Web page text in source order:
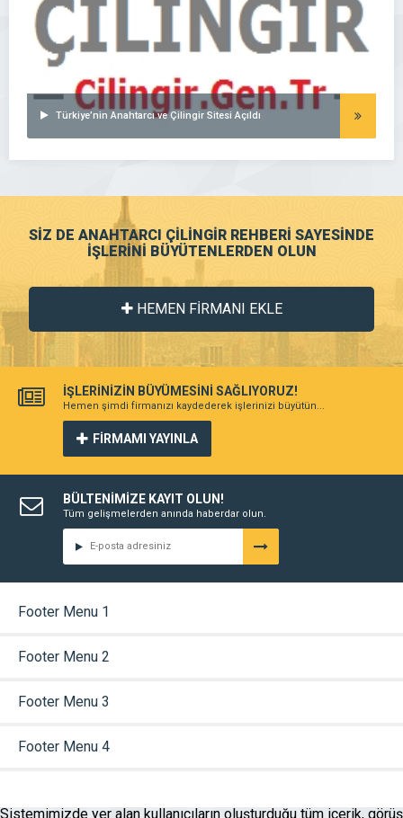
Türkiye’nin Anahtarcı ve Çilingir Sitesi Açıldı
SİZ DE ANAHTARCI ÇİLİNGİR REHBERİ SAYESİNDE
İŞLERİNİ BÜYÜTENLERDEN OLUN
HEMEN FİRMANI EKLE
İŞLERİNİZİN BÜYÜMESİNİ SAĞLIYORUZ!
Hemen şimdi firmanızı kaydederek işlerinizi büyütün...
FİRMAMI YAYINLA
BÜLTENİMİZE KAYIT OLUN!
Tüm gelişmelerden anında haberdar olun.
Footer Menu 1
Footer Menu 2
Footer Menu 3
Footer Menu 4
Sistemimizde yer alan kullanıcıların oluşturduğu tüm içerik, görüş